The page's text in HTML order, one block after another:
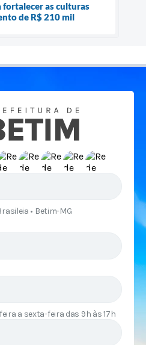
fortalecer as culturas
de R$ 210 mil
• Betim-MG
a sexta-feira das 9h às 17h